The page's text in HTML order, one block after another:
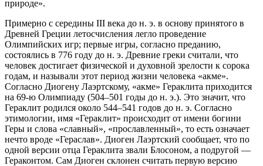
природе».
Примерно с середины III века до н. э. в основу принятого в
Древней Греции летосчисления легло проведение
Олимпийских игр; первые игры, согласно преданию,
состоялись в 776 году до н. э. Древние греки считали, что
человек достигает физической и духовной зрелости к сорока
годам, и называли этот период жизни человека «акме».
Согласно Диогену Лаэртскому, «акме» Гераклита приходится
на 69-ю Олимпиаду (504–501 годы до н. э.). Это значит, что
Гераклит родился около 544–541 годов до н. э. Согласно
этимологии, имя «Гераклит» происходит от имени богини
Геры и слова «славный», «прославленный», то есть означает
нечто вроде «Гераслав». Диоген Лаэртский сообщает, что по
одной версии отца Гераклита звали Блосоном, а подругой —
Гераконтом. Сам Диоген склонен считать первую версию